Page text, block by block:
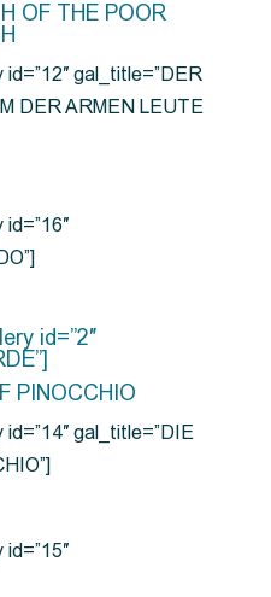
OF THE POOR
gal_title=”DER
DER ARMEN LEUTE
id=”2″
PINOCCHIO
gal_title=”DIE